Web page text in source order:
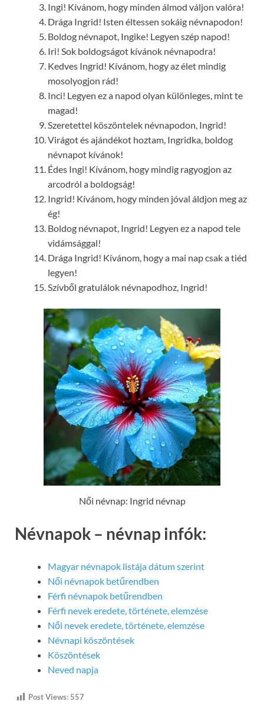
Ingi! Kívánom, hogy minden álmod váljon valóra!
Drága Ingrid! Isten éltessen sokáig névnapodon!
Boldog névnapot, Ingike! Legyen szép napod!
Iri! Sok boldogságot kívánok névnapodra!
Kedves Ingrid! Kívánom, hogy az élet mindig
mosolyogjon rád!
Inci! Legyen ez a napod olyan különleges, mint te
magad!
Szeretettel köszöntelek névnapodon, Ingrid!
Virágot és ajándékot hoztam, Ingridka, boldog
névnapot kívánok!
Édes Ingi! Kívánom, hogy mindig ragyogjon az
arcodról a boldogság!
Ingrid! Kívánom, hogy minden jóval áldjon meg az
ég!
Boldog névnapot, Ingrid! Legyen ez a napod tele
vidámsággal!
Drága Ingrid! Kívánom, hogy a mai nap csak a tiéd
legyen!
Szívből gratulálok névnapodhoz, Ingrid!
Női névnap: Ingrid névnap
Névnapok – névnap infók:
Magyar névnapok listája dátum szerint
Női névnapok betűrendben
Férfi névnapok betűrendben
Férfi nevek eredete, története, elemzése
Női nevek eredete, története, elemzése
Névnapi köszöntések
Köszöntések
Neved napja
Post Views: 557